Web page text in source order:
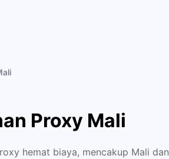
Proxy Mali
hemat biaya, mencakup Mali dan